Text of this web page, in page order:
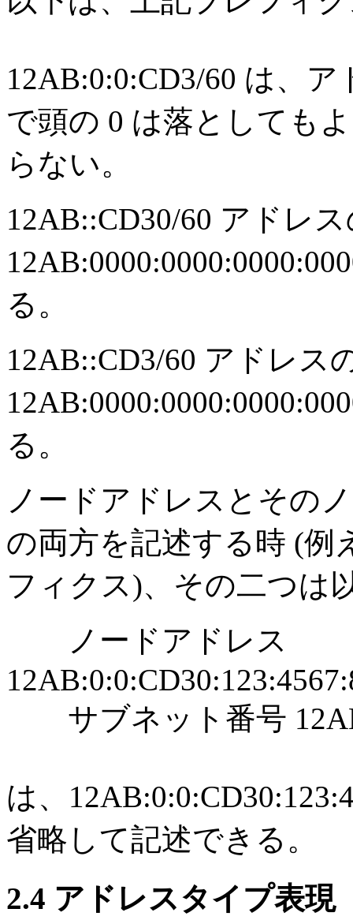
12AB:0:0:CD3/60 は、
で頭の 0 は落としても
らない。
12AB::CD30/60 アドレ
る。
12AB::CD3/60 アドレス
る。
ノードアドレスとその
の両方を記述する時 (例
フィクス)、その二つは
ノードアドレス
サブネット番号
は、
省略して記述できる。
2.4 アドレスタイプ表現